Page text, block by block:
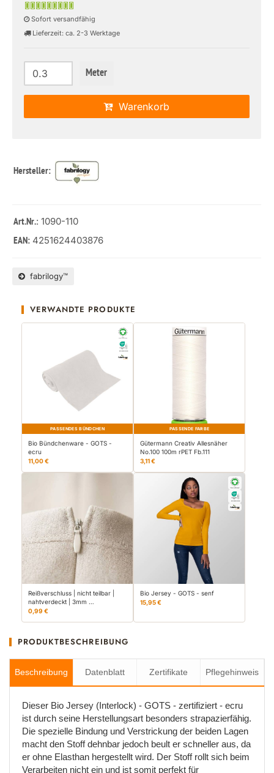
Sofort versandfähig
Lieferzeit: ca. 2-3 Werktage
Meter
Warenkorb
Hersteller:
Art.Nr.: 1090-110
EAN: 4251624403876
fabrilogy™
VERWANDTE PRODUKTE
PASSENDES BÜNDCHEN
Bio Bündchenware - GOTS -
ecru
11,00 €
PASSENDE FARBE
Gütermann Creativ Allesnäher
No.100 100m rPET Fb.111
3,11 €
Reißverschluss | nicht teilbar |
nahtverdeckt | 3mm …
0,99 €
Bio Jersey - GOTS - senf
15,95 €
PRODUKTBESCHREIBUNG
Beschreibung Datenblatt Zertifikate Pflegehinweis
Dieser Bio Jersey (Interlock) - GOTS - zertifiziert - ecru
ist durch seine Herstellungsart besonders strapazierfähig.
Die spezielle Bindung und Verstrickung der beiden Lagen
macht den Stoff dehnbar jedoch beult er schneller aus, da
er ohne Elasthan hergestellt wird. Der Stoff rollt sich beim
Verarbeiten nicht ein und ist somit perfekt für